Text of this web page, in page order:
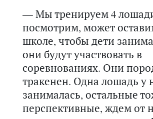
— Мы тренируем 4
посмотрим, может
школе, чтобы дети
они будут участвовать в
соревнованиях. Они
тракенен. Одна лошадь у
занималась, остальные
перспективные, ждем от